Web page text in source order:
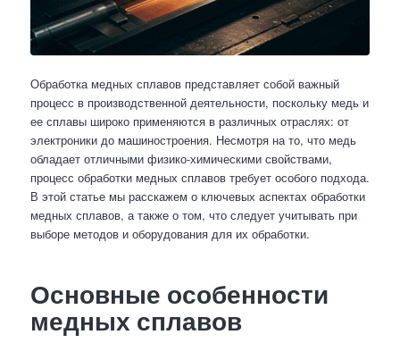
Обработка медных сплавов представляет собой важный
процесс в производственной деятельности, поскольку медь и
ее сплавы широко применяются в различных отраслях: от
электроники до машиностроения. Несмотря на то, что медь
обладает отличными физико-химическими свойствами,
процесс обработки медных сплавов требует особого подхода.
В этой статье мы расскажем о ключевых аспектах обработки
медных сплавов, а также о том, что следует учитывать при
выборе методов и оборудования для их обработки.
Основные особенности
медных сплавов